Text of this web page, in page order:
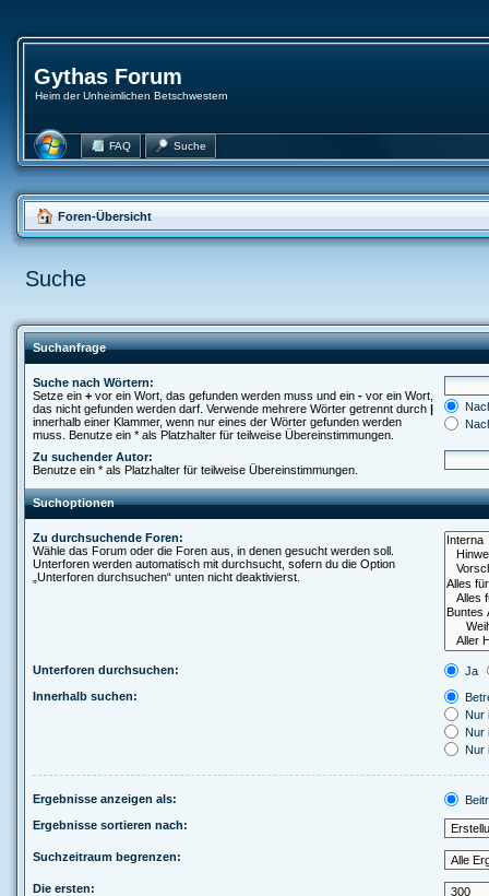
Gythas Forum
Heim der Unheimlichen Betschwestern
FAQ Suche
Foren-Übersicht
Suche
Suchanfrage
Suche nach Wörtern:
Setze ein +vor ein Wort, das gefunden werden muss und ein -vor ein Wort,
das nicht gefunden werden darf. Verwende mehrere Wörter getrennt durch |
innerhalb einer Klammer, wenn nur eines der Wörter gefunden werden
muss. Benutze ein * als Platzhalter für teilweise Übereinstimmungen.
Zu suchender Autor:
Benutze ein * als Platzhalter für teilweise Übereinstimmungen.
Suchoptionen
Zu durchsuchende Foren:
Wähle das Forum oder die Foren aus, in denen gesucht werden soll.
Unterforen werden automatisch mit durchsucht, sofern du die Option
„Unterforen durchsuchen“ unten nicht deaktivierst.
Unterforen durchsuchen:
Ja
Innerhalb suchen:
Nur
Nur
Nur
Ergebnisse anzeigen als:
Ergebnisse sortieren nach:
Suchzeitraum begrenzen:
Die ersten: